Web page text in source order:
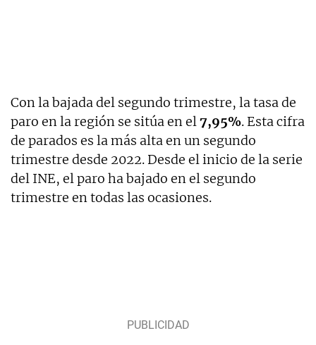
Con la bajada del segundo trimestre, la tasa de
paro en la región se sitúa en el7,95%. Esta cifra
de parados es la más alta en un segundo
trimestre desde 2022. Desde el inicio de la serie
del INE, el paro ha bajado en el segundo
trimestre en todas las ocasiones.